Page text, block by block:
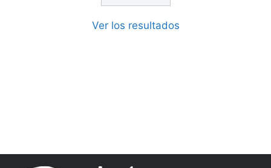
Ver los resultados